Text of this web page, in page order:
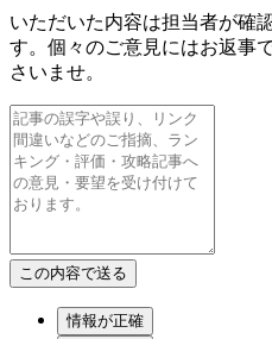
いただいた内容は担当者が確
す。個々のご意見にはお返事
さいませ。
情報が正確